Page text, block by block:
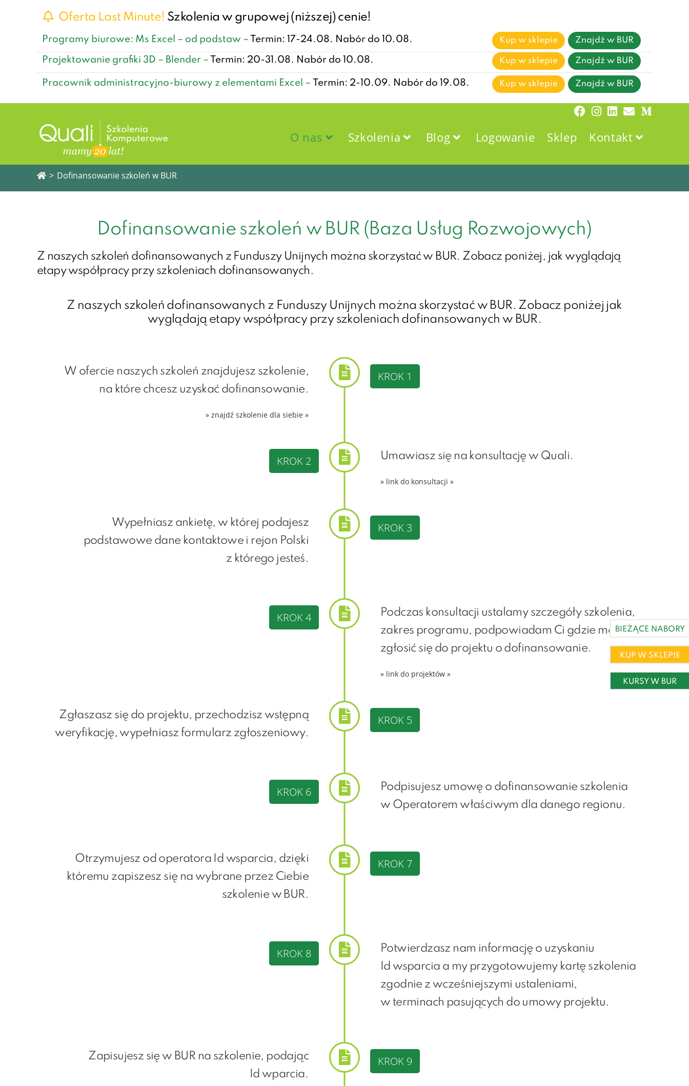
Oferta Last Minute! Szkolenia w grupowej (niższej) cenie!
Programy biurowe: Ms Excel – od podstaw – Termin: 17-24.08. Nabór do 10.08. Kup w sklepie Znajdź w BUR
Projektowanie grafiki 3D – Blender – Termin: 20-31.08. Nabór do 10.08. Kup w sklepie Znajdź w BUR
Pracownik administracyjno-biurowy z elementami Excel – Termin: 2-10.09. Nabór do 19.08. Kup w sklepie Znajdź w BUR
O nas Szkolenia Blog Logowanie Sklep Kontakt
> Dofinansowanie szkoleń w BUR
Dofinansowanie szkoleń w BUR (Baza Usług Rozwojowych)
Z naszych szkoleń dofinansowanych z Funduszy Unijnych można skorzystać w BUR. Zobacz poniżej, jak wyglądają
etapy współpracy przy szkoleniach dofinansowanych.​
Z naszych szkoleń dofinansowanych z Funduszy Unijnych można skorzystać w BUR. Zobacz poniżej jak
wyglądają etapy współpracy przy szkoleniach dofinansowanych w BUR.
W ofercie naszych szkoleń znajdujesz szkolenie,
na które chcesz uzyskać dofinansowanie.
» znajdź szkolenie dla siebie »
KROK 1
KROK 2 Umawiasz się na konsultację w Quali.
» link do konsultacji »
Wypełniasz ankietę, w której podajesz
podstawowe dane kontaktowe i rejon Polski
z którego jesteś.
KROK 3
KROK 4
Podczas konsultacji ustalamy szczegóły szkolenia,
zakres programu, podpowiadam Ci gdzie można
zgłosić się do projektu o dofinansowanie.
» link do projektów »
Zgłaszasz się do projektu, przechodzisz wstępną
weryfikację, wypełniasz formularz zgłoszeniowy.
KROK 5
KROK 6
Podpisujesz umowę o dofinansowanie szkolenia
w Operatorem właściwym dla danego regionu.
Otrzymujesz od operatora Id wsparcia, dzięki
któremu zapiszesz się na wybrane przez Ciebie
szkolenie w BUR.
KROK 7
KROK 8
Potwierdzasz nam informację o uzyskaniu
Id wsparcia a my przygotowujemy kartę szkolenia
zgodnie z wcześniejszymi ustaleniami,
w terminach pasujących do umowy projektu.
Zapisujesz się w BUR na szkolenie, podając
Id wparcia.
KROK 9
BIEŻĄCE NABORY
KUP W SKLEPIE
KURSY W BUR